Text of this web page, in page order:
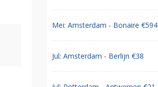
Mei: Amsterdam - Bonaire €594
Jul: Amsterdam - Berlijn €38